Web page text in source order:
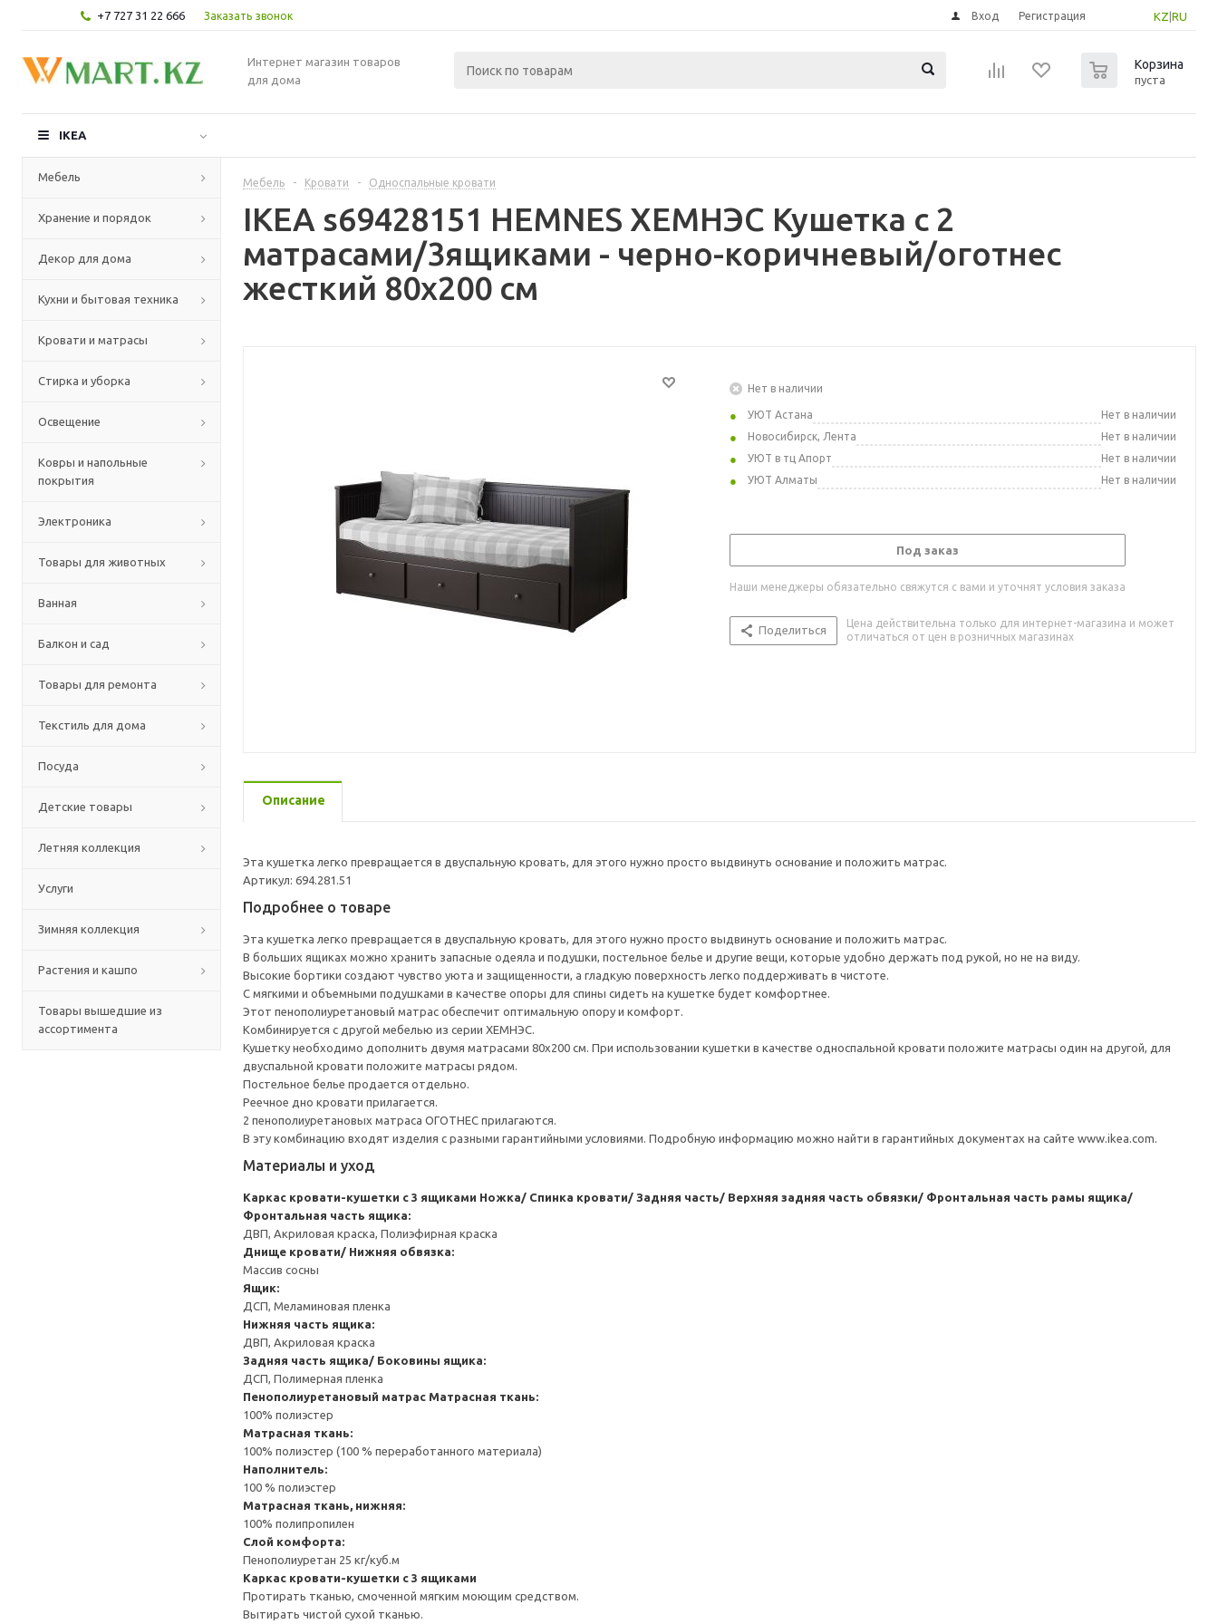
+7 727 31 22 666 Заказать звонок KZ RU
Вход Регистрация
Интернет магазин товаров
для дома
Корзина
пуста
IKEA
Мебель
Хранение и порядок
Декор для дома
Кухни и бытовая техника
Кровати и матрасы
Стирка и уборка
Освещение
Ковры и напольные
покрытия
Электроника
Товары для животных
Ванная
Балкон и сад
Товары для ремонта
Текстиль для дома
Посуда
Детские товары
Летняя коллекция
Услуги
Зимняя коллекция
Растения и кашпо
Товары вышедшие из
ассортимента
Мебель - Кровати - Односпальные кровати
IKEA s69428151 HEMNES ХЕМНЭС Кушетка с 2
матрасами/3ящиками - черно-коричневый/оготнес
жесткий 80x200 см
Нет в наличии
УЮТ Астана
Нет в наличии
Новосибирск, Лента
Нет в наличии
УЮТ в тц Апорт
Нет в наличии
УЮТ Алматы
Нет в наличии
Под заказ
Наши менеджеры обязательно свяжутся с вами и уточнят условия заказа
Поделиться
Цена действительна только для интернет-магазина и может
отличаться от цен в розничных магазинах
Описание
Эта кушетка легко превращается в двуспальную кровать, для этого нужно просто выдвинуть основание и положить матрас.
Артикул: 694.281.51
Подробнее о товаре
Эта кушетка легко превращается в двуспальную кровать, для этого нужно просто выдвинуть основание и положить матрас.
В больших ящиках можно хранить запасные одеяла и подушки, постельное белье и другие вещи, которые удобно держать под рукой, но не на виду.
Высокие бортики создают чувство уюта и защищенности, а гладкую поверхность легко поддерживать в чистоте.
C мягкими и объемными подушками в качестве опоры для спины сидеть на кушетке будет комфортнее.
Этот пенополиуретановый матрас обеспечит оптимальную опору и комфорт.
Комбинируется с другой мебелью из серии ХЕМНЭС.
Кушетку необходимо дополнить двумя матрасами 80x200 см. При использовании кушетки в качестве односпальной кровати положите матрасы один на другой, для
двуспальной кровати положите матрасы рядом.
Постельное белье продается отдельно.
Реечное дно кровати прилагается.
2 пенополиуретановых матраса ОГОТНЕС прилагаются.
В эту комбинацию входят изделия с разными гарантийными условиями. Подробную информацию можно найти в гарантийных документах на сайте www.ikea.com.
Материалы и уход
Каркас кровати-кушетки с 3 ящиками Ножка/ Спинка кровати/ Задняя часть/ Верхняя задняя часть обвязки/ Фронтальная часть рамы ящика/
Фронтальная часть ящика:
ДВП, Акриловая краска, Полиэфирная краска
Днище кровати/ Нижняя обвязка:
Массив сосны
Ящик:
ДСП, Меламиновая пленка
Нижняя часть ящика:
ДВП, Акриловая краска
Задняя часть ящика/ Боковины ящика:
ДСП, Полимерная пленка
Пенополиуретановый матрас Матрасная ткань:
100% полиэстер
Матрасная ткань:
100% полиэстер (100 % переработанного материала)
Наполнитель:
100 % полиэстер
Матрасная ткань, нижняя:
100% полипропилен
Слой комфорта:
Пенополиуретан 25 кг/куб.м
Каркас кровати-кушетки с 3 ящиками
Протирать тканью, смоченной мягким моющим средством.
Вытирать чистой сухой тканью.